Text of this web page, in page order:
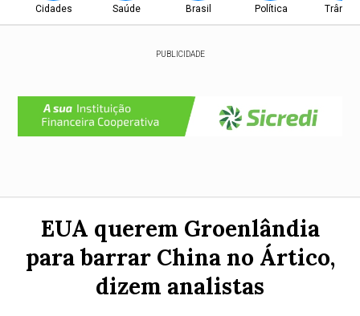
Cidades Saúde Brasil Política
PUBLICIDADE
EUA querem Groenlândia
para barrar China no Ártico,
dizem analistas